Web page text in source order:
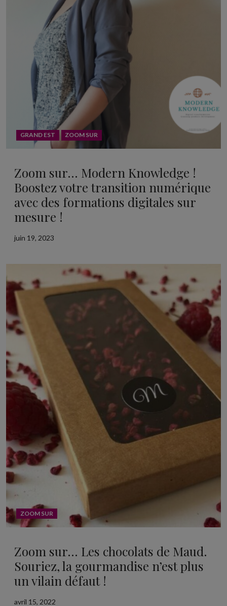
GRAND EST ZOOM SUR
Zoom sur… Modern Knowledge !
Boostez votre transition numérique
avec des formations digitales sur
mesure !
juin 19, 2023
ZOOM SUR
Zoom sur… Les chocolats de Maud.
Souriez, la gourmandise n’est plus
un vilain défaut !
avril 15, 2022